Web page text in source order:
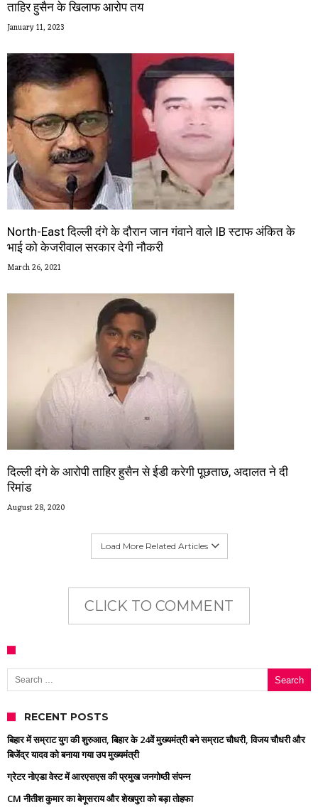
ताहिर हुसैन के खिलाफ आरोप तय
January 11, 2023
North-East दिल्ली दंगे के दौरान जान गंवाने वाले IB स्टाफ अंकित के
भाई को केजरीवाल सरकार देगी नौकरी
March 26, 2021
दिल्ली दंगे के आरोपी ताहिर हुसैन से ईडी करेगी पूछताछ, अदालत ने दी
रिमांड
August 28, 2020
Load More Related Articles
CLICK TO COMMENT
Search for:
RECENT POSTS
बिहार में सम्राट युग की शुरुआत, बिहार के 24वें मुख्यमंत्री बने सम्राट चौधरी, विजय चौधरी और
बिजेंद्र यादव को बनाया गया उप मुख्यमंत्री
ग्रेटर नोएडा वेस्ट में आरएसएस की प्रमुख जनगोष्ठी संपन्न
CM नीतीश कुमार का बेगूसराय और शेखपुरा को बड़ा तोहफा